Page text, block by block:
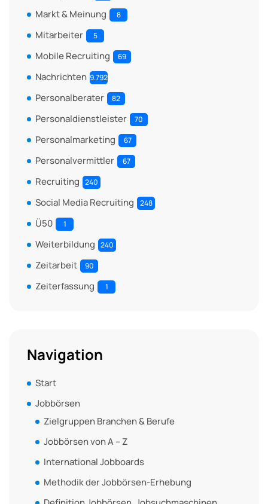
Markt & Meinung 8
Mitarbeiter 5
Mobile Recruiting 69
Nachrichten 9.792
Personalberater 82
Personaldienstleister 70
Personalmarketing 67
Personalvermittler 67
Recruiting 240
Social Media Recruiting 248
Ü50 1
Weiterbildung 240
Zeitarbeit 90
Zeiterfassung 1
Navigation
Start
Jobbörsen
Zielgruppen Branchen & Berufe
Jobbörsen von A – Z
International Jobboards
Methodik der Jobbörsen-Erhebung